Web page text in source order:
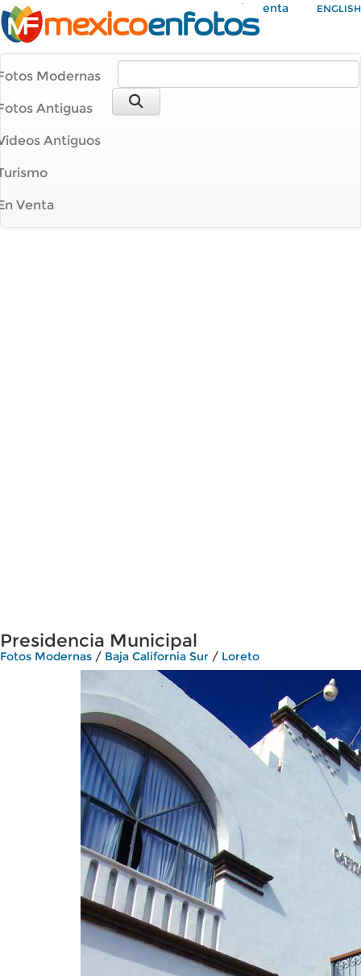
Mi Cuenta ENGLISH
Modernas
Antiguas
Antiguos
Venta
Presidencia Municipal
Fotos Modernas / Baja California Sur / Loreto